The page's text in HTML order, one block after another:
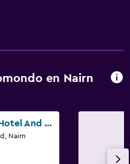
en Nairn
Clubhouse Hotel And Orchid Restaurant
Nairn